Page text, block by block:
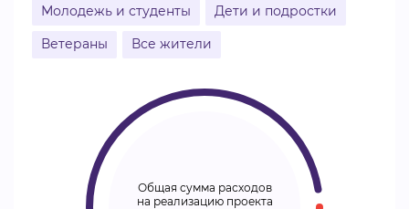
Молодежь и студенты
Дети и подростки
Ветераны
Все жители
Общая сумма расходов
на реализацию проекта